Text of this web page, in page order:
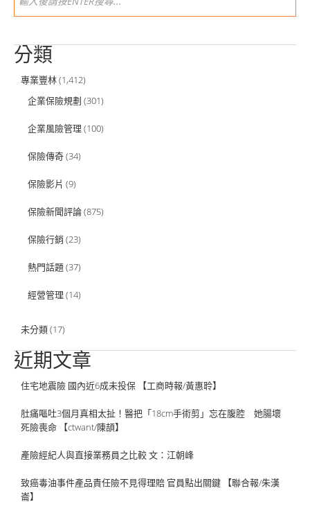
分類
專業豐林(1,412)
企業保險規劃 (301)
企業風險管理 (100)
保險傳奇(34)
保險影片 (9)
保險新聞評論(875)
保險行銷 (23)
熱門話題(37)
經營管理 (14)
未分類(17)
近期文章
住宅地震險 國內近6成未投保 【工商時報/黃惠聆】
肚痛嘔吐3個月真相太扯！醫把「18cm手術剪」忘在腹腔 她腸壞
死險喪命 【ctwant/陳頡】
產險經紀人與直接業務員之比較 文：江朝峰
致癌毒油事件產品責任險不見得理賠 官員點出關鍵 【聯合報/朱漢
崙】